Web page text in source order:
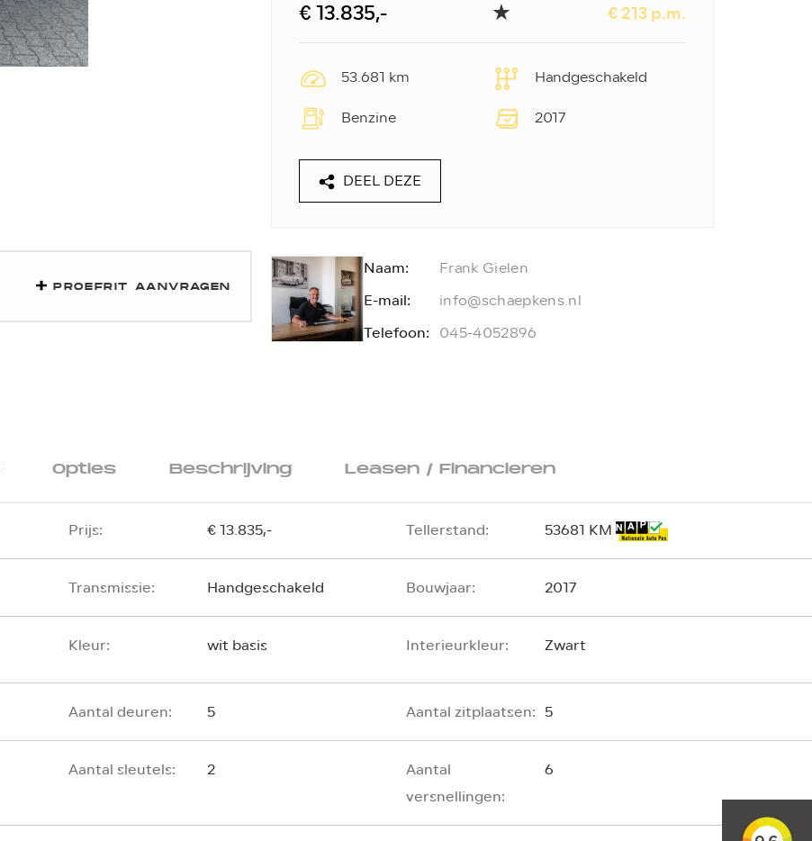
€ 13.835,- € 213 p.m.
53.681 km
Handgeschakeld
Benzine
2017
DEEL DEZE
PROEFRIT AANVRAGEN
Naam: Frank Gielen
E-mail: info@schaepkens.nl
Telefoon: 045-4052896
Opties Beschrijving Leasen / Financieren
Prijs: € 13.835,- Tellerstand: 53681 KM
Transmissie: Handgeschakeld Bouwjaar: 2017
Kleur: wit basis Interieurkleur: Zwart
Aantal deuren: 5 Aantal zitplaatsen: 5
Aantal sleutels: 2
Aantal
versnellingen:
6